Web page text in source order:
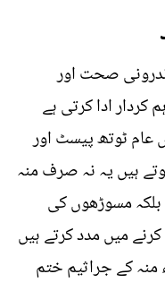
صحت اور
کردار ادا کرتی ہے
عام ٹوتھ پیسٹ اور
ہیں یہ نہ صرف منہ
مسوڑھوں کی
میں مدد کرتے ہیں
کے جراثیم ختم